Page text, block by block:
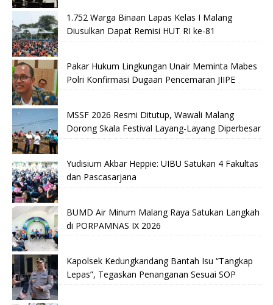
1.752 Warga Binaan Lapas Kelas I Malang
Diusulkan Dapat Remisi HUT RI ke-81
Pakar Hukum Lingkungan Unair Meminta Mabes
Polri Konfirmasi Dugaan Pencemaran JIIPE
MSSF 2026 Resmi Ditutup, Wawali Malang
Dorong Skala Festival Layang-Layang Diperbesar
Yudisium Akbar Heppie: UIBU Satukan 4 Fakultas
dan Pascasarjana
BUMD Air Minum Malang Raya Satukan Langkah
di PORPAMNAS IX 2026
Kapolsek Kedungkandang Bantah Isu “Tangkap
Lepas”, Tegaskan Penanganan Sesuai SOP